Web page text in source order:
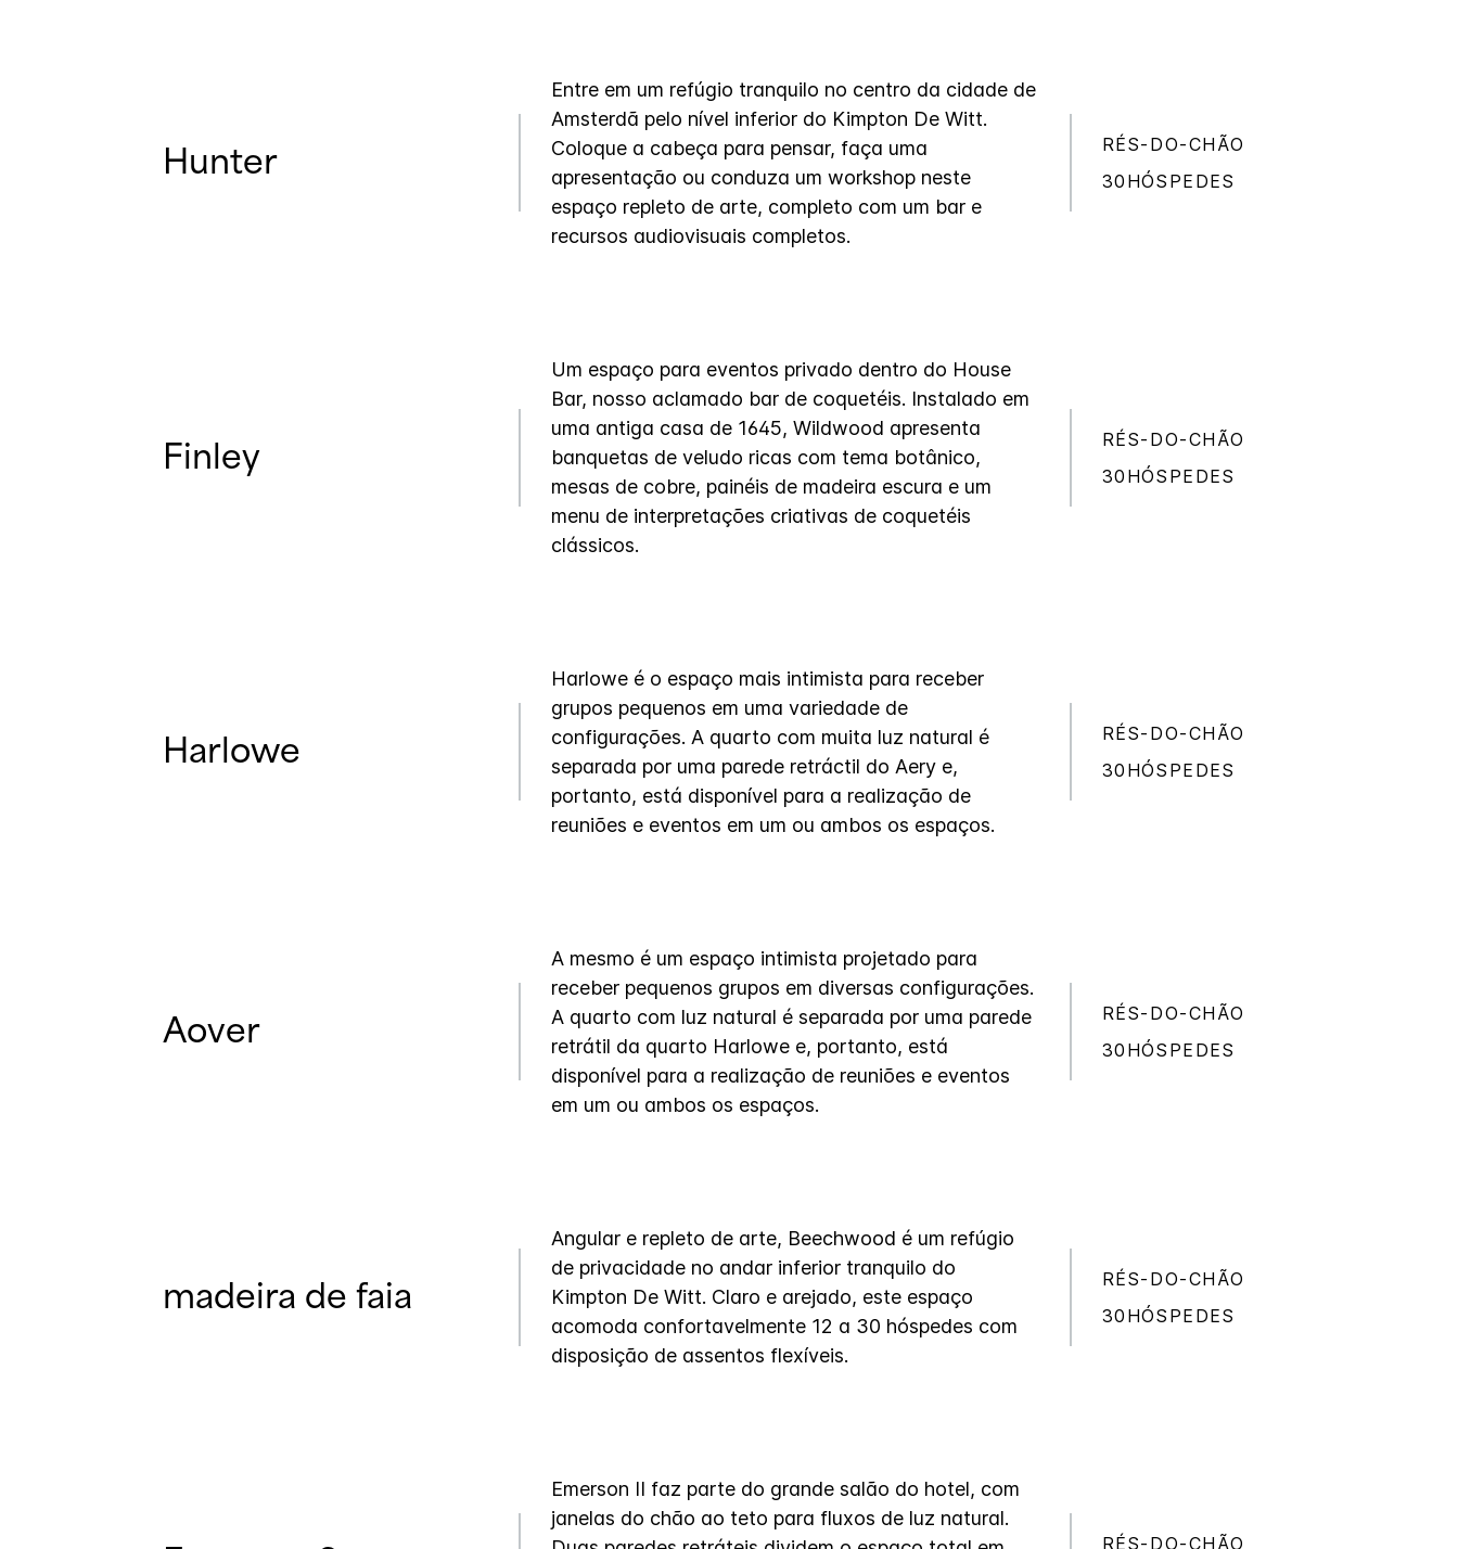
Hunter
Entre em um refúgio tranquilo no centro da cidade de
Amsterdã pelo nível inferior do Kimpton De Witt.
Coloque a cabeça para pensar, faça uma
apresentação ou conduza um workshop neste
espaço repleto de arte, completo com um bar e
recursos audiovisuais completos.
RÉS-DO-CHÃO
30HÓSPEDES
Finley
Um espaço para eventos privado dentro do House
Bar, nosso aclamado bar de coquetéis. Instalado em
uma antiga casa de 1645, Wildwood apresenta
banquetas de veludo ricas com tema botânico,
mesas de cobre, painéis de madeira escura e um
menu de interpretações criativas de coquetéis
clássicos.
RÉS-DO-CHÃO
30HÓSPEDES
Harlowe
Harlowe é o espaço mais intimista para receber
grupos pequenos em uma variedade de
configurações. A quarto com muita luz natural é
separada por uma parede retráctil do Aery e,
portanto, está disponível para a realização de
reuniões e eventos em um ou ambos os espaços.
RÉS-DO-CHÃO
30HÓSPEDES
Aover
A mesmo é um espaço intimista projetado para
receber pequenos grupos em diversas configurações.
A quarto com luz natural é separada por uma parede
retrátil da quarto Harlowe e, portanto, está
disponível para a realização de reuniões e eventos
em um ou ambos os espaços.
RÉS-DO-CHÃO
30HÓSPEDES
madeira de faia
Angular e repleto de arte, Beechwood é um refúgio
de privacidade no andar inferior tranquilo do
Kimpton De Witt. Claro e arejado, este espaço
acomoda confortavelmente 12 a 30 hóspedes com
disposição de assentos flexíveis.
RÉS-DO-CHÃO
30HÓSPEDES
Emerson II faz parte do grande salão do hotel, com
janelas do chão ao teto para fluxos de luz natural.
RÉS-DO-CHÃO